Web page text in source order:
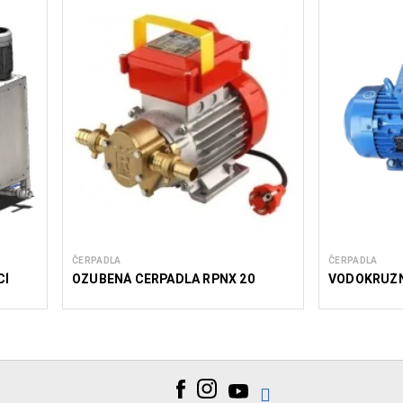
ČERPADLA
OZUBENÁ ČERPADLA RPNX 20
ČERPADLA